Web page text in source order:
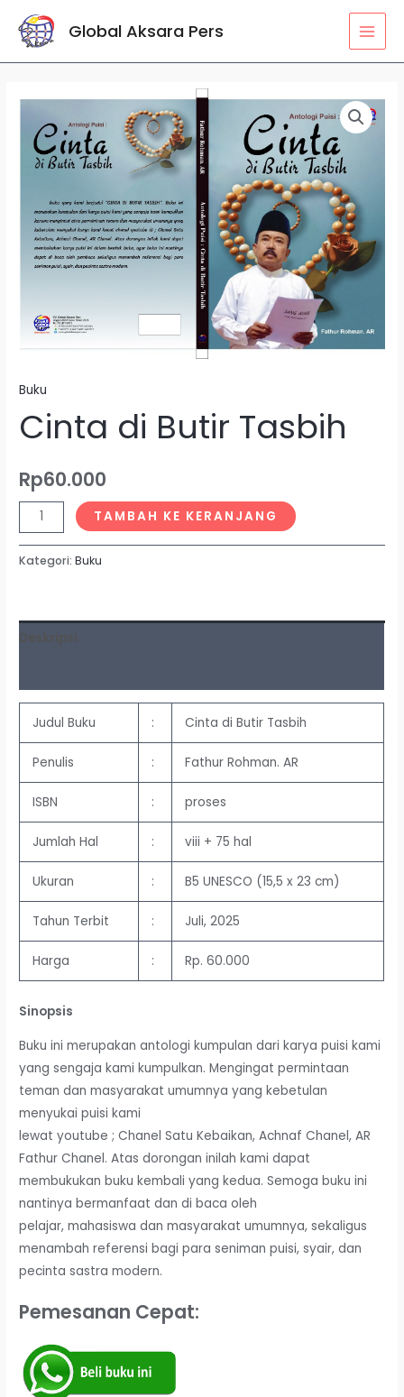
Lewati
Global Aksara Pers
Buku
Cinta di Butir Tasbih
Rp60.000
Kuantitas
Cinta
Butir
TAMBAH KE KERANJANG
Kategori:Buku
Deskripsi
Judul Buku : Cinta di Butir Tasbih
Penulis : Fathur Rohman. AR
ISBN : proses
Jumlah Hal : viii + 75 hal
Ukuran : B5 UNESCO (15,5 x 23 cm)
Tahun Terbit : Juli, 2025
Harga : Rp. 60.000
Sinopsis
Buku ini merupakan antologi kumpulan dari karya puisi kami
yang sengaja kami kumpulkan. Mengingat permintaan
teman dan masyarakat umumnya yang kebetulan
menyukai puisi kami
lewat youtube ; Chanel Satu Kebaikan, Achnaf Chanel, AR
Fathur Chanel. Atas dorongan inilah kami dapat
membukukan buku kembali yang kedua. Semoga buku ini
nantinya bermanfaat dan di baca oleh
pelajar, mahasiswa dan masyarakat umumnya, sekaligus
menambah referensi bagi para seniman puisi, syair, dan
pecinta sastra modern.
Pemesanan Cepat: